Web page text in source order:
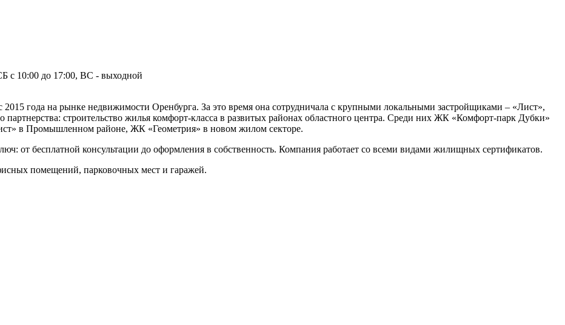
с 10:00 до 17:00, ВС - выходной
года на рынке недвижимости Оренбурга. За это время она сотрудничала с крупными локальными застройщиками – «Лист»,
строительство жилья комфорт-класса в развитых районах областного центра. Среди них ЖК «Комфорт-парк Дубки»
в Промышленном районе, ЖК «Геометрия» в новом жилом секторе.
от бесплатной консультации до оформления в собственность. Компания работает со всеми видами жилищных сертификатов.
помещений, парковочных мест и гаражей.